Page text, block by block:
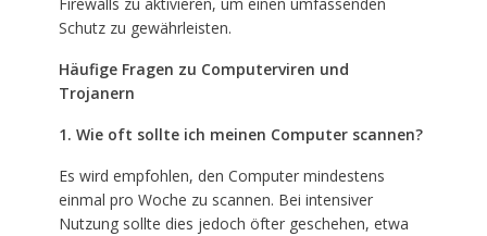
Schutz zu gewährleisten.
Häufige Fragen zu Computerviren und
Trojanern
1. Wie oft sollte ich meinen Computer scannen?
Es wird empfohlen, den Computer mindestens
einmal pro Woche zu scannen. Bei intensiver
Nutzung sollte dies jedoch öfter geschehen, etwa